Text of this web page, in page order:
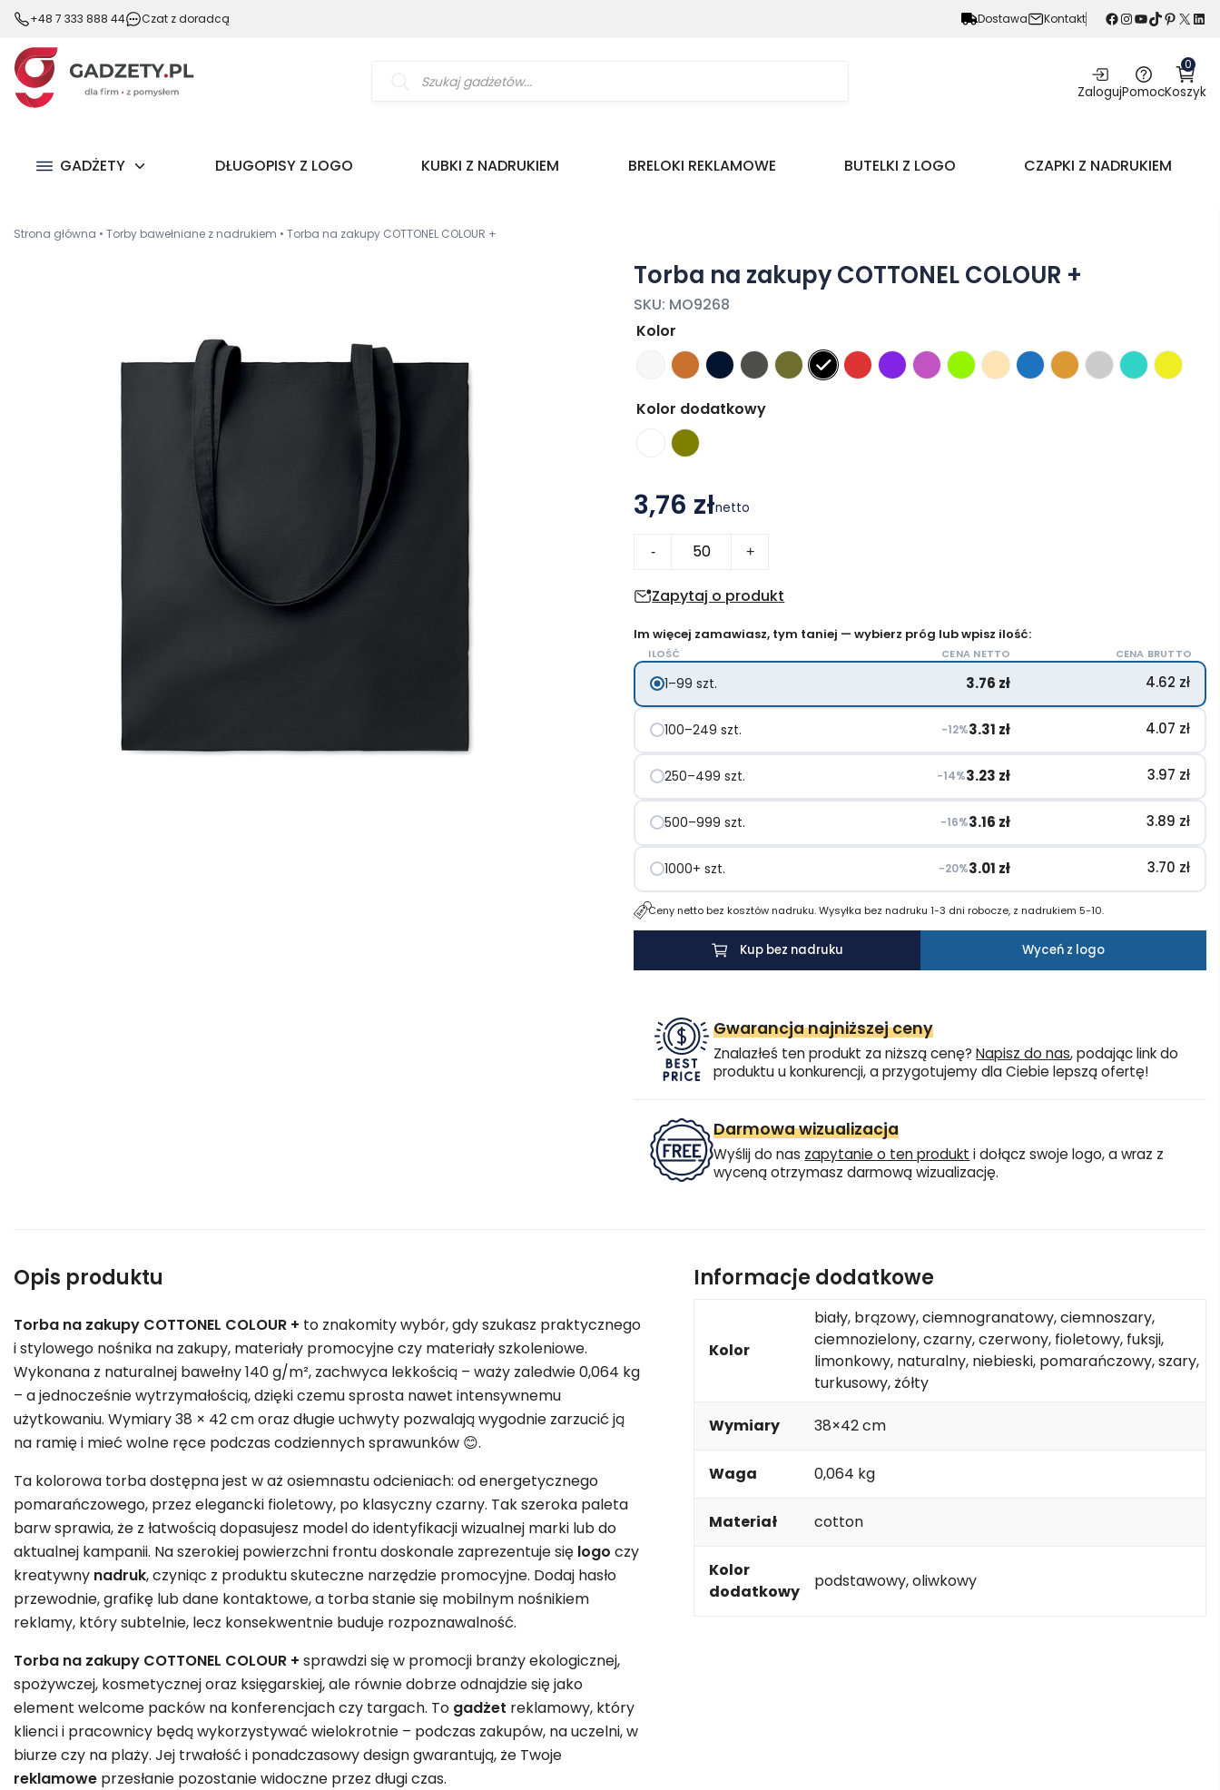
+48 7 333 888 44 Czat z doradcą Dostawa Kontakt Facebook InstagramYouTube TikTok Pinterest X LinkedIn
produktów ZalogujPomoc
0
Koszyk
GADŻETY DŁUGOPISY Z LOGO KUBKI Z NADRUKIEM BRELOKI REKLAMOWE BUTELKI Z LOGO CZAPKI Z NADRUKIEM
Strona główna • Torby bawełniane z nadrukiem • Torba na zakupy COTTONEL COLOUR +
Torba na zakupy COTTONEL COLOUR +
SKU: MO9268
Kolor
Kolor dodatkowy
3,76 złnetto
-
na
COTTONEL
COLOUR
+
Zapytaj o produkt
Im więcej zamawiasz, tym taniej — wybierz próg lub wpisz ilość:
ILOŚĆ CENA NETTO CENA BRUTTO
1–99 szt. 3.76 zł 4.62 zł
100–249 szt. −12%3.31 zł 4.07 zł
250–499 szt. −14%3.23 zł 3.97 zł
500–999 szt. −16%3.16 zł 3.89 zł
1000+ szt. −20%3.01 zł 3.70 zł
Ceny netto bez kosztów nadruku. Wysyłka bez nadruku 1-3 dni robocze, z nadrukiem 5-10.
Kup bez nadruku Wyceń z logo
Gwarancja najniższej ceny
Znalazłeś ten produkt za niższą cenę?Napisz do nas, podając link do
produktu u konkurencji, a przygotujemy dla Ciebie lepszą ofertę!
Darmowa wizualizacja
Wyślij do nas zapytanie o ten produkt i dołącz swoje logo, a wraz z
wyceną otrzymasz darmową wizualizację.
Opis produktu
Torba na zakupy COTTONEL COLOUR + to znakomity wybór, gdy szukasz praktycznego
i stylowego nośnika na zakupy, materiały promocyjne czy materiały szkoleniowe.
Wykonana z naturalnej bawełny 140 g/m², zachwyca lekkością – waży zaledwie 0,064 kg
– a jednocześnie wytrzymałością, dzięki czemu sprosta nawet intensywnemu
użytkowaniu. Wymiary 38 × 42 cm oraz długie uchwyty pozwalają wygodnie zarzucić ją
na ramię i mieć wolne ręce podczas codziennych sprawunków 😊.
Ta kolorowa torba dostępna jest w aż osiemnastu odcieniach: od energetycznego
pomarańczowego, przez elegancki fioletowy, po klasyczny czarny. Tak szeroka paleta
barw sprawia, że z łatwością dopasujesz model do identyfikacji wizualnej marki lub do
aktualnej kampanii. Na szerokiej powierzchni frontu doskonale zaprezentuje się logo czy
kreatywny nadruk, czyniąc z produktu skuteczne narzędzie promocyjne. Dodaj hasło
przewodnie, grafikę lub dane kontaktowe, a torba stanie się mobilnym nośnikiem
reklamy, który subtelnie, lecz konsekwentnie buduje rozpoznawalność.
Torba na zakupy COTTONEL COLOUR + sprawdzi się w promocji branży ekologicznej,
spożywczej, kosmetycznej oraz księgarskiej, ale równie dobrze odnajdzie się jako
element welcome packów na konferencjach czy targach. To gadżet reklamowy, który
klienci i pracownicy będą wykorzystywać wielokrotnie – podczas zakupów, na uczelni, w
biurze czy na plaży. Jej trwałość i ponadczasowy design gwarantują, że Twoje
reklamowe przesłanie pozostanie widoczne przez długi czas.
Informacje dodatkowe
Kolor
biały, brązowy, ciemnogranatowy, ciemnoszary,
ciemnozielony, czarny, czerwony, fioletowy, fuksji,
limonkowy, naturalny, niebieski, pomarańczowy, szary,
turkusowy, żółty
Wymiary 38×42 cm
Waga 0,064 kg
Materiał cotton
Kolor
dodatkowy
podstawowy, oliwkowy